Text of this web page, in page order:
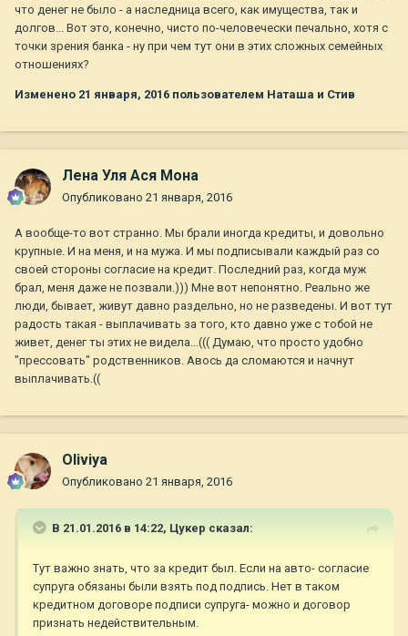
что денег не было - а наследница всего, как имущества, так и
долгов... Вот это, конечно, чисто по-человечески печально, хотя с
точки зрения банка - ну при чем тут они в этих сложных семейных
отношениях?
Изменено 21 января, 2016 пользователем Наташа и Стив
Лена Уля Ася Мона
Опубликовано 21 января, 2016
А вообще-то вот странно. Мы брали иногда кредиты, и довольно
крупные. И на меня, и на мужа. И мы подписывали каждый раз со
своей стороны согласие на кредит. Последний раз, когда муж
брал, меня даже не позвали.))) Мне вот непонятно. Реально же
люди, бывает, живут давно раздельно, но не разведены. И вот тут
радость такая - выплачивать за того, кто давно уже с тобой не
живет, денег ты этих не видела...((( Думаю, что просто удобно
"прессовать" родственников. Авось да сломаются и начнут
выплачивать.((
Oliviya
Опубликовано 21 января, 2016
В 21.01.2016 в 14:22, Цукер сказал:
Тут важно знать, что за кредит был. Если на авто- согласие
супруга обязаны были взять под подпись. Нет в таком
кредитном договоре подписи супруга- можно и договор
признать недействительным.